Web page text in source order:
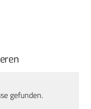
gefunden.